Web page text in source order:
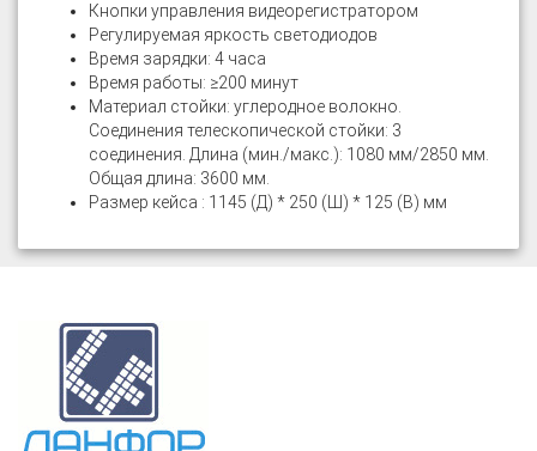
Кнопки управления видеорегистратором
Регулируемая яркость светодиодов
Время зарядки: 4 часа
Время работы: ≥200 минут
Материал стойки: углеродное волокно.
Соединения телескопической стойки: 3
соединения. Длина (мин./макс.): 1080 мм/2850 мм.
Общая длина: 3600 мм.
Размер кейса : 1145 (Д) * 250 (Ш) * 125 (В) мм